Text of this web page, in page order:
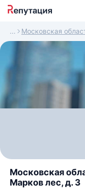
Московская
Московская
Марков лес, д. 3